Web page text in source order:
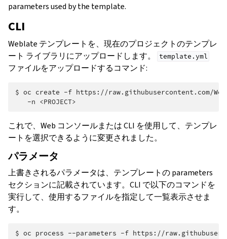
navigation of 導入方法
parameters used by the template.
CLI
Weblate テンプレートを、現在のプロジェクトのテンプレ
ート ライブラリにアップロードします。
template.yml
ファイルをアップロードするコマンド:
$ oc create -f https://raw.githubusercontent.com/
-n
これで、Web コンソールまたは CLI を使用して、テンプレ
ートを選択できるように変更されました。
パラメータ
上書きされるパラメータは、テンプレートの parameters
セクションに記載されています。CLI で以下のコマンドを
実行して、使用するファイルを指定して一覧表示させま
す。
$ oc process --parameters -f https://